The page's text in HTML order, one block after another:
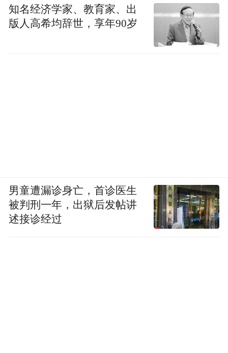
知名经济学家、教育家、出
版人高希均辞世，享年90岁
男童遭漏诊身亡，首诊医生
被判刑一年，出狱后发帖讲
述接诊经过